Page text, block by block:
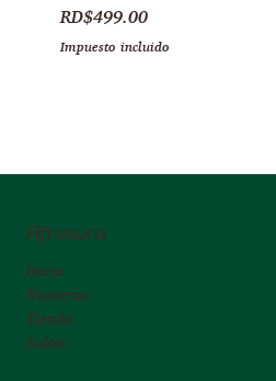
Precio
RD$499.00
Impuesto incluido
Afrosura
Inicio
Nosotras
Tienda
Salón